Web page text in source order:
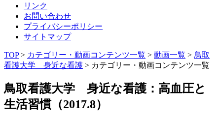
リンク
お問い合わせ
プライバシーポリシー
サイトマップ
TOP> カテゴリー・動画コンテンツ一覧 > 動画一覧 > 鳥取
看護大学 身近な看護 > カテゴリー・動画コンテンツ一覧
鳥取看護大学 身近な看護：高血圧と
生活習慣（2017.8）